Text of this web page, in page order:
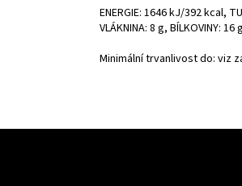
ENERGIE: 1646 kJ/392 kcal,
VLÁKNINA: 8 g, BÍLKOVINY:
Minimální trvanlivost do: viz